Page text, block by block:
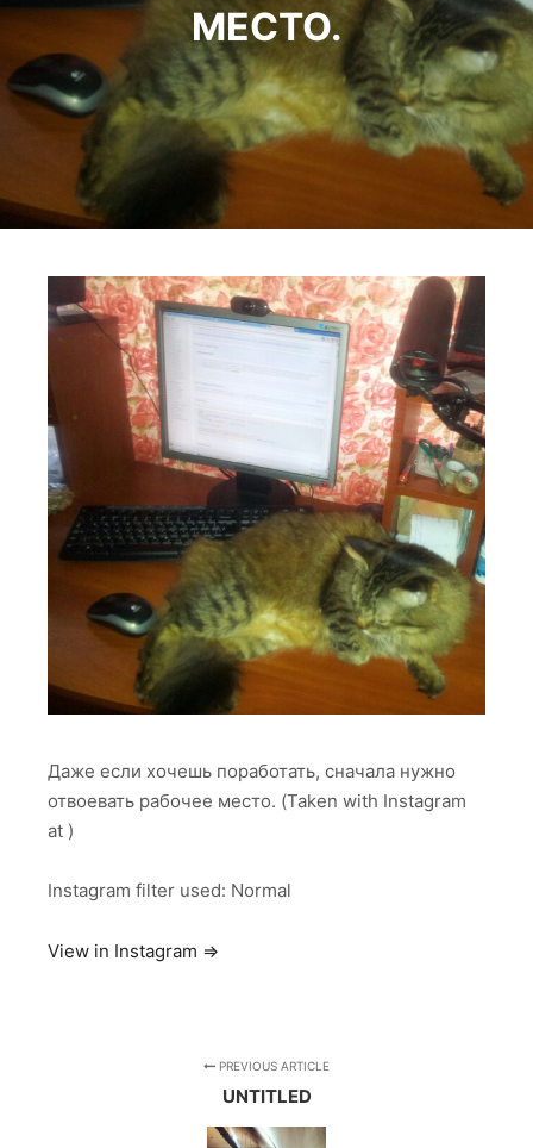
МЕСТО.
Даже если хочешь поработать, сначала нужно
отвоевать рабочее место. (Taken with Instagram
at )
Instagram filter used: Normal
View in Instagram ⇒
PREVIOUS ARTICLE
UNTITLED